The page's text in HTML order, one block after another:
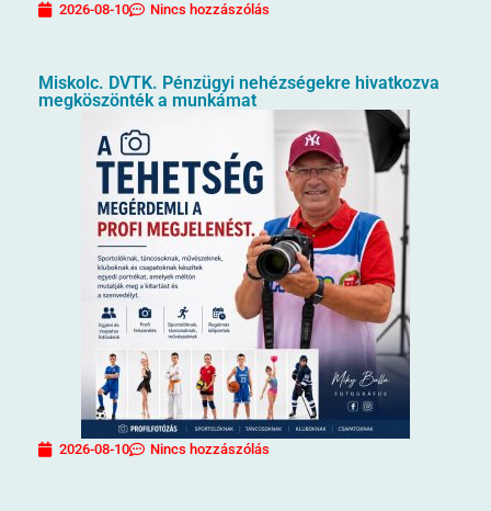
2026-08-10 Nincs hozzászólás
Miskolc. DVTK. Pénzügyi nehézségekre hivatkozva
megköszönték a munkámat
2026-08-10 Nincs hozzászólás